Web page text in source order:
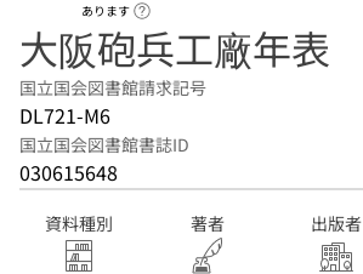
あります
大阪砲兵工廠年表
国立国会図書館請求記号
DL721-M6
国立国会図書館書誌ID
030615648
資料種別 著者 出版者